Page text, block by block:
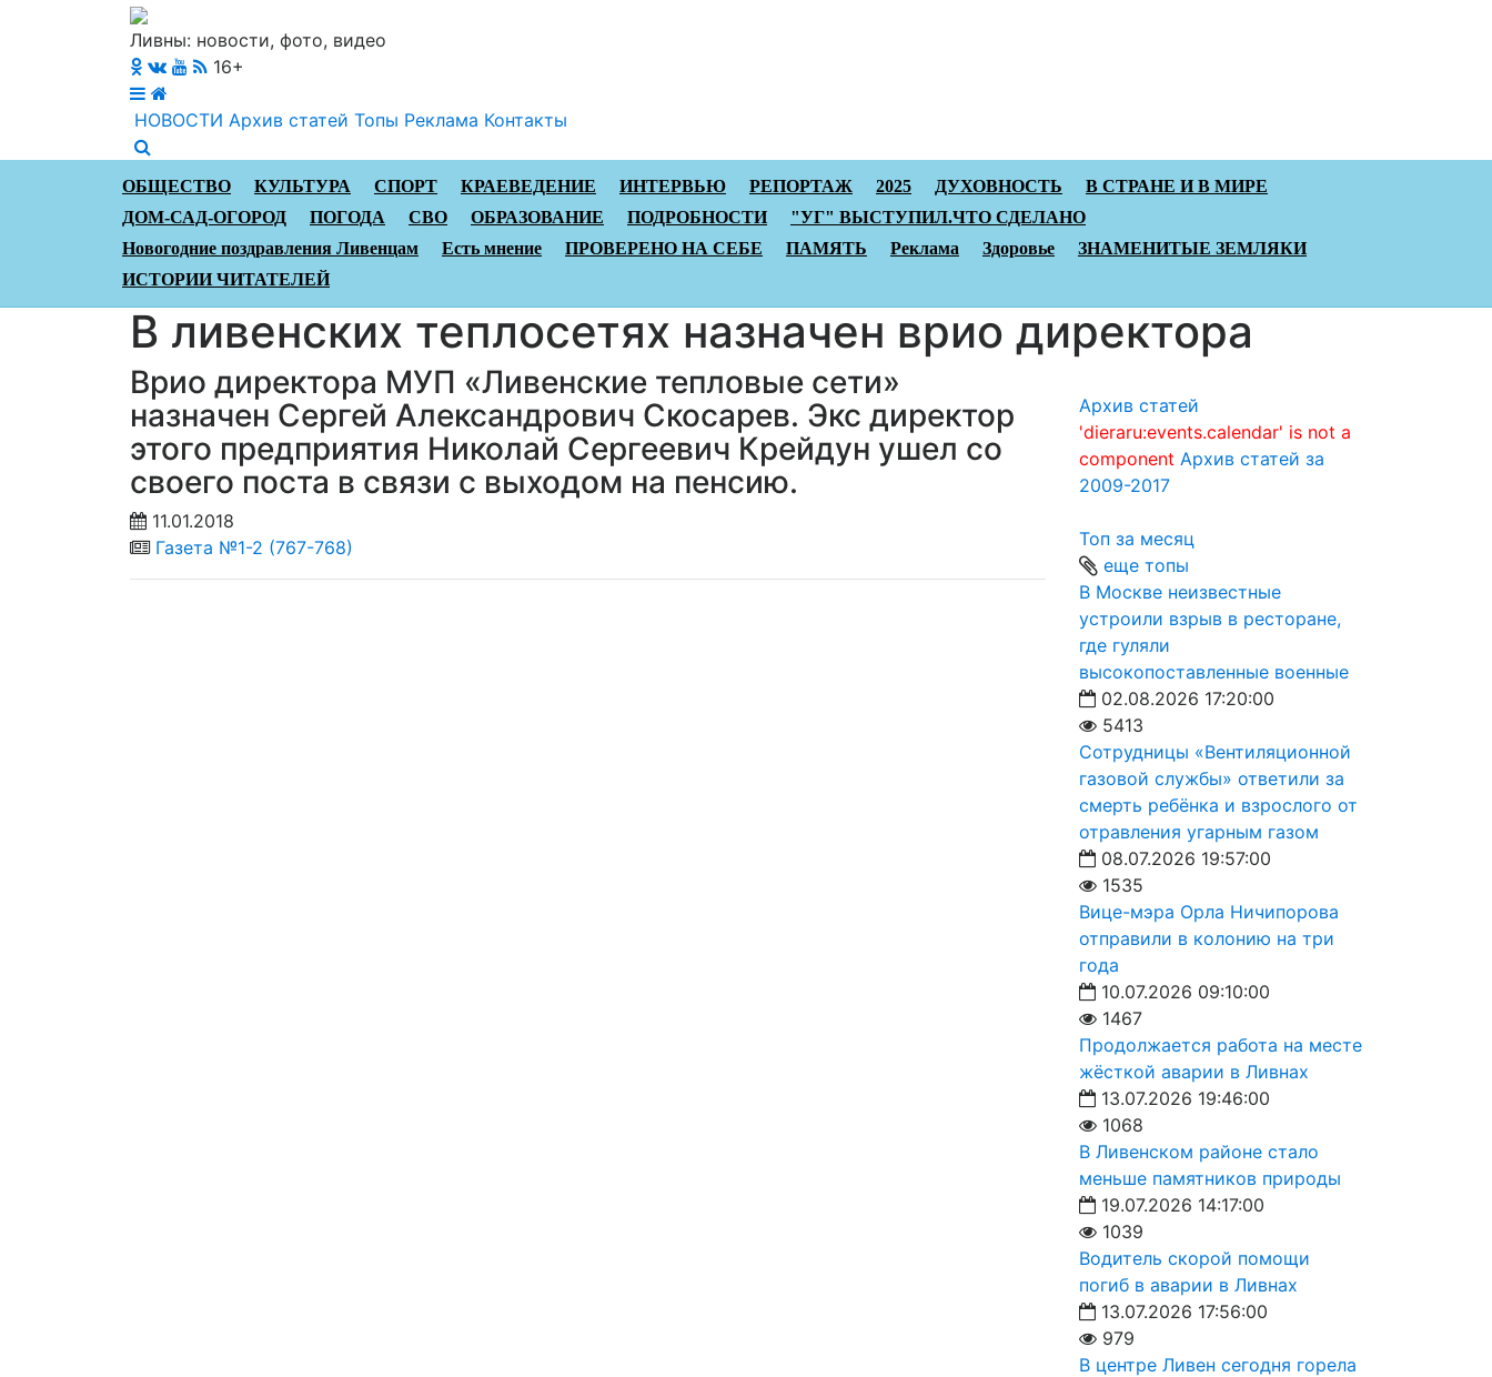
Ливны: новости, фото, видео
16+
НОВОСТИ Архив статей Топы Реклама Контакты
ОБЩЕСТВО КУЛЬТУРА СПОРТ КРАЕВЕДЕНИЕ ИНТЕРВЬЮ РЕПОРТАЖ 2025 ДУХОВНОСТЬ
В СТРАНЕ И В МИРЕ
ДОМ-САД-ОГОРОД
ПОГОДА СВО ОБРАЗОВАНИЕ ПОДРОБНОСТИ
"УГ" ВЫСТУПИЛ.ЧТО СДЕЛАНО
Новогодние поздравления Ливенцам
Есть мнение ПРОВЕРЕНО НА СЕБЕ ПАМЯТЬ Реклама Здоровье
ЗНАМЕНИТЫЕ ЗЕМЛЯКИ
ИСТОРИИ ЧИТАТЕЛЕЙ
В ливенских теплосетях назначен врио директора
Врио директора МУП «Ливенские тепловые сети»
назначен Сергей Александрович Скосарев. Экс директор
этого предприятия Николай Сергеевич Крейдун ушел со
своего поста в связи с выходом на пенсию.
11.01.2018
Газета №1-2 (767-768)
Архив статей
'dieraru:events.calendar' is not a
component Архив статей за
2009-2017
Топ за месяц
еще топы
В Москве неизвестные
устроили взрыв в ресторане,
где гуляли
высокопоставленные военные
02.08.2026 17:20:00
5413
Сотрудницы «Вентиляционной
газовой службы» ответили за
смерть ребёнка и взрослого от
отравления угарным газом
08.07.2026 19:57:00
1535
Вице-мэра Орла Ничипорова
отправили в колонию на три
года
10.07.2026 09:10:00
1467
Продолжается работа на месте
жёсткой аварии в Ливнах
13.07.2026 19:46:00
1068
В Ливенском районе стало
меньше памятников природы
19.07.2026 14:17:00
1039
Водитель скорой помощи
погиб в аварии в Ливнах
13.07.2026 17:56:00
979
В центре Ливен сегодня горела